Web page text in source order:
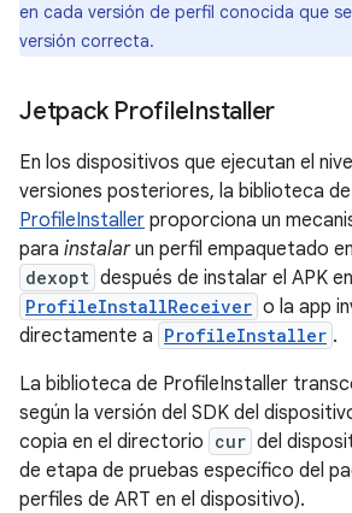
en cada versión de perfil conocida que
versión correcta.
Jetpack ProfileInstaller
En los dispositivos que ejecutan el
versiones posteriores, la biblioteca de
ProfileInstaller proporciona un
para instalarun perfil empaquetado en
dexopt después de instalar el APK
ProfileInstallReceiver o la app
directamente a ProfileInstaller .
La biblioteca de ProfileInstaller
según la versión del SDK del
copia en el directorio cur del
de etapa de pruebas específico del
perfiles de ART en el dispositivo).